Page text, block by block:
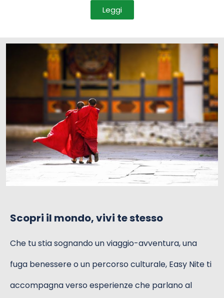
Leggi
Scopri il mondo, vivi te stesso
Che tu stia sognando un viaggio-avventura, una
fuga benessere o un percorso culturale, Easy Nite ti
accompagna verso esperienze che parlano al